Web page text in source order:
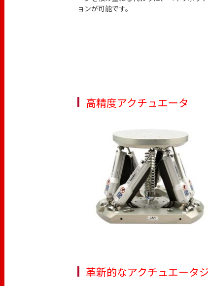
ョンが可能です。
高精度アクチュエータ
革新的なアクチュエータ